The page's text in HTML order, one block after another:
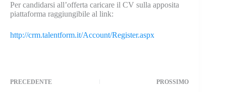
Per candidarsi all’offerta caricare il CV sulla apposita
piattaforma raggiungibile al link:
http://crm.talentform.it/Account/Register.aspx
PRECEDENTE PROSSIMO